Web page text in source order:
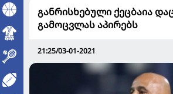
განრისხებული ქეცბაია
გამოცვლას აპირებს
21:25/03-01-2021